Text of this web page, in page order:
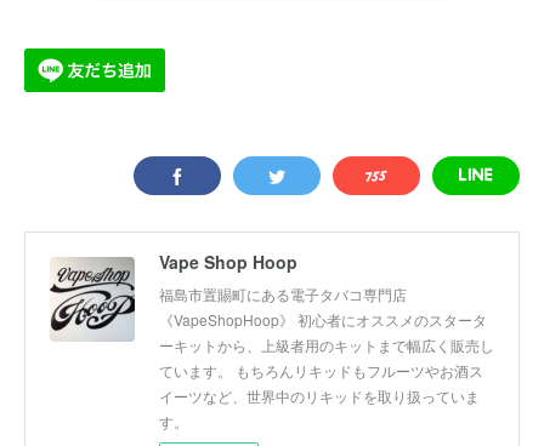
Vape Shop Hoop
福島市置賜町にある電子タバコ専門店
《VapeShopHoop》 初心者にオススメのスタータ
ーキットから、上級者用のキットまで幅広く販売し
ています。 もちろんリキッドもフルーツやお酒ス
イーツなど、世界中のリキッドを取り扱っていま
す。